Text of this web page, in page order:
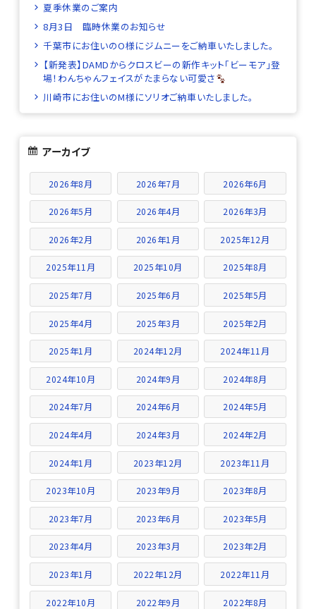
夏季休業のご案内
8月3日 臨時休業のお知らせ
千葉市にお住いのO様にジムニーをご納車いたしました。
【新発表】DAMDからクロスビーの新作キット「ビーモア」登
場！わんちゃんフェイスがたまらない可愛さ
川崎市にお住いのM様にソリオご納車いたしました。
アーカイブ
2026年8月 2026年7月 2026年6月
2026年5月 2026年4月 2026年3月
2026年2月 2026年1月 2025年12月
2025年11月 2025年10月 2025年8月
2025年7月 2025年6月 2025年5月
2025年4月 2025年3月 2025年2月
2025年1月 2024年12月 2024年11月
2024年10月 2024年9月 2024年8月
2024年7月 2024年6月 2024年5月
2024年4月 2024年3月 2024年2月
2024年1月 2023年12月 2023年11月
2023年10月 2023年9月 2023年8月
2023年7月 2023年6月 2023年5月
2023年4月 2023年3月 2023年2月
2023年1月 2022年12月 2022年11月
2022年10月 2022年9月 2022年8月